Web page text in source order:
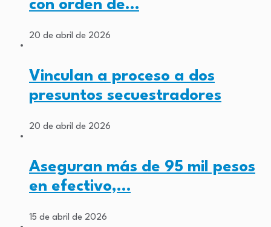
con orden de…
20 de abril de 2026
Vinculan a proceso a dos
presuntos secuestradores
20 de abril de 2026
Aseguran más de 95 mil pesos
en efectivo,…
15 de abril de 2026